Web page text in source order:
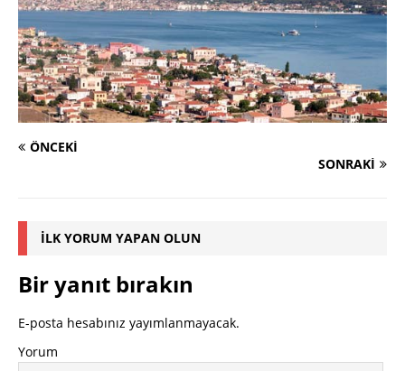
ÖNCEKI
SONRAKI
İLK YORUM YAPAN OLUN
Bir yanıt bırakın
E-posta hesabınız yayımlanmayacak.
Yorum